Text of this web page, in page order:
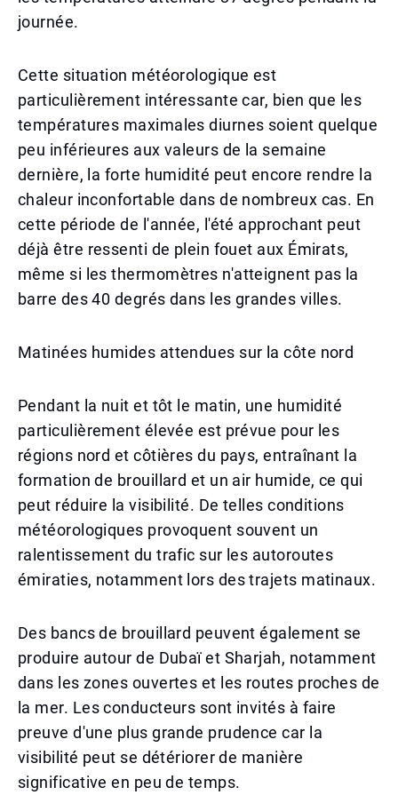
journée.
Cette situation météorologique est
particulièrement intéressante car, bien que les
températures maximales diurnes soient quelque
peu inférieures aux valeurs de la semaine
dernière, la forte humidité peut encore rendre la
chaleur inconfortable dans de nombreux cas. En
cette période de l'année, l'été approchant peut
déjà être ressenti de plein fouet aux Émirats,
même si les thermomètres n'atteignent pas la
barre des 40 degrés dans les grandes villes.
Matinées humides attendues sur la côte nord
Pendant la nuit et tôt le matin, une humidité
particulièrement élevée est prévue pour les
régions nord et côtières du pays, entraînant la
formation de brouillard et un air humide, ce qui
peut réduire la visibilité. De telles conditions
météorologiques provoquent souvent un
ralentissement du trafic sur les autoroutes
émiraties, notamment lors des trajets matinaux.
Des bancs de brouillard peuvent également se
produire autour de Dubaï et Sharjah, notamment
dans les zones ouvertes et les routes proches de
la mer. Les conducteurs sont invités à faire
preuve d'une plus grande prudence car la
visibilité peut se détériorer de manière
significative en peu de temps.